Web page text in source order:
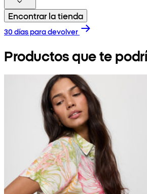
Encontrar la tienda
30 días para devolver
Productos que te